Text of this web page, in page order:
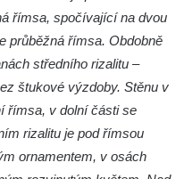
ve
u
římsa, spočívající na dvou
průběžná římsa. Obdobně
středního rizalitu –
štukové výzdoby. Stěnu v
římsa, v dolní části se
rizalitu je pod římsou
ornamentem, v osách